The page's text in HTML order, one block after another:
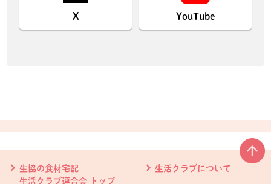
X YouTube
生協の食材宅配
生活クラブ連合会 トップ
生活クラブについて